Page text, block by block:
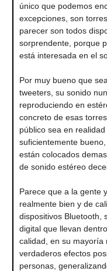
único que podemos
excepciones, son
parecer son todos
sorprendente, porque
está interesada en el
Por muy bueno que
tweeters, su sonido
reproduciendo en
concreto de esas
público sea en
suficientemente
están colocados
de sonido estéreo
Parece que a la gente
realmente bien y de
dispositivos Bluetooth,
digital que llevan
calidad, en su mayoría
verdaderos efectos
personas,